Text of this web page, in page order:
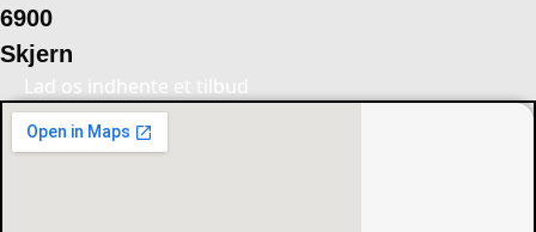
6900
Skjern
Lad os indhente et tilbud